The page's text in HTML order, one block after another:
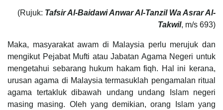
(Rujuk: Tafsir Al-Baidawi Anwar Al-Tanzil Wa Asrar Al-
Takwil, m/s 693)
Maka, masyarakat awam di Malaysia perlu merujuk dan
mengikut Pejabat Mufti atau Jabatan Agama Negeri untuk
mengetahui sebarang hukum hakam fiqh. Hal ini kerana,
urusan agama di Malaysia termasuklah pengamalan ritual
agama tertakluk dibawah undang undang Islam negeri
masing masing. Oleh yang demikian, orang Islam yang